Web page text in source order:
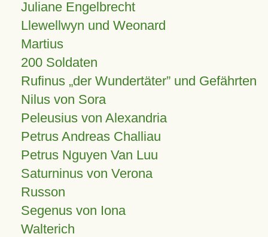
Juliane Engelbrecht
Llewellwyn und Weonard
Martius
200 Soldaten
Rufinus „der Wundertäter” und Gefährten
Nilus von Sora
Peleusius von Alexandria
Petrus Andreas Challiau
Petrus Nguyen Van Luu
Saturninus von Verona
Russon
Segenus von Iona
Walterich